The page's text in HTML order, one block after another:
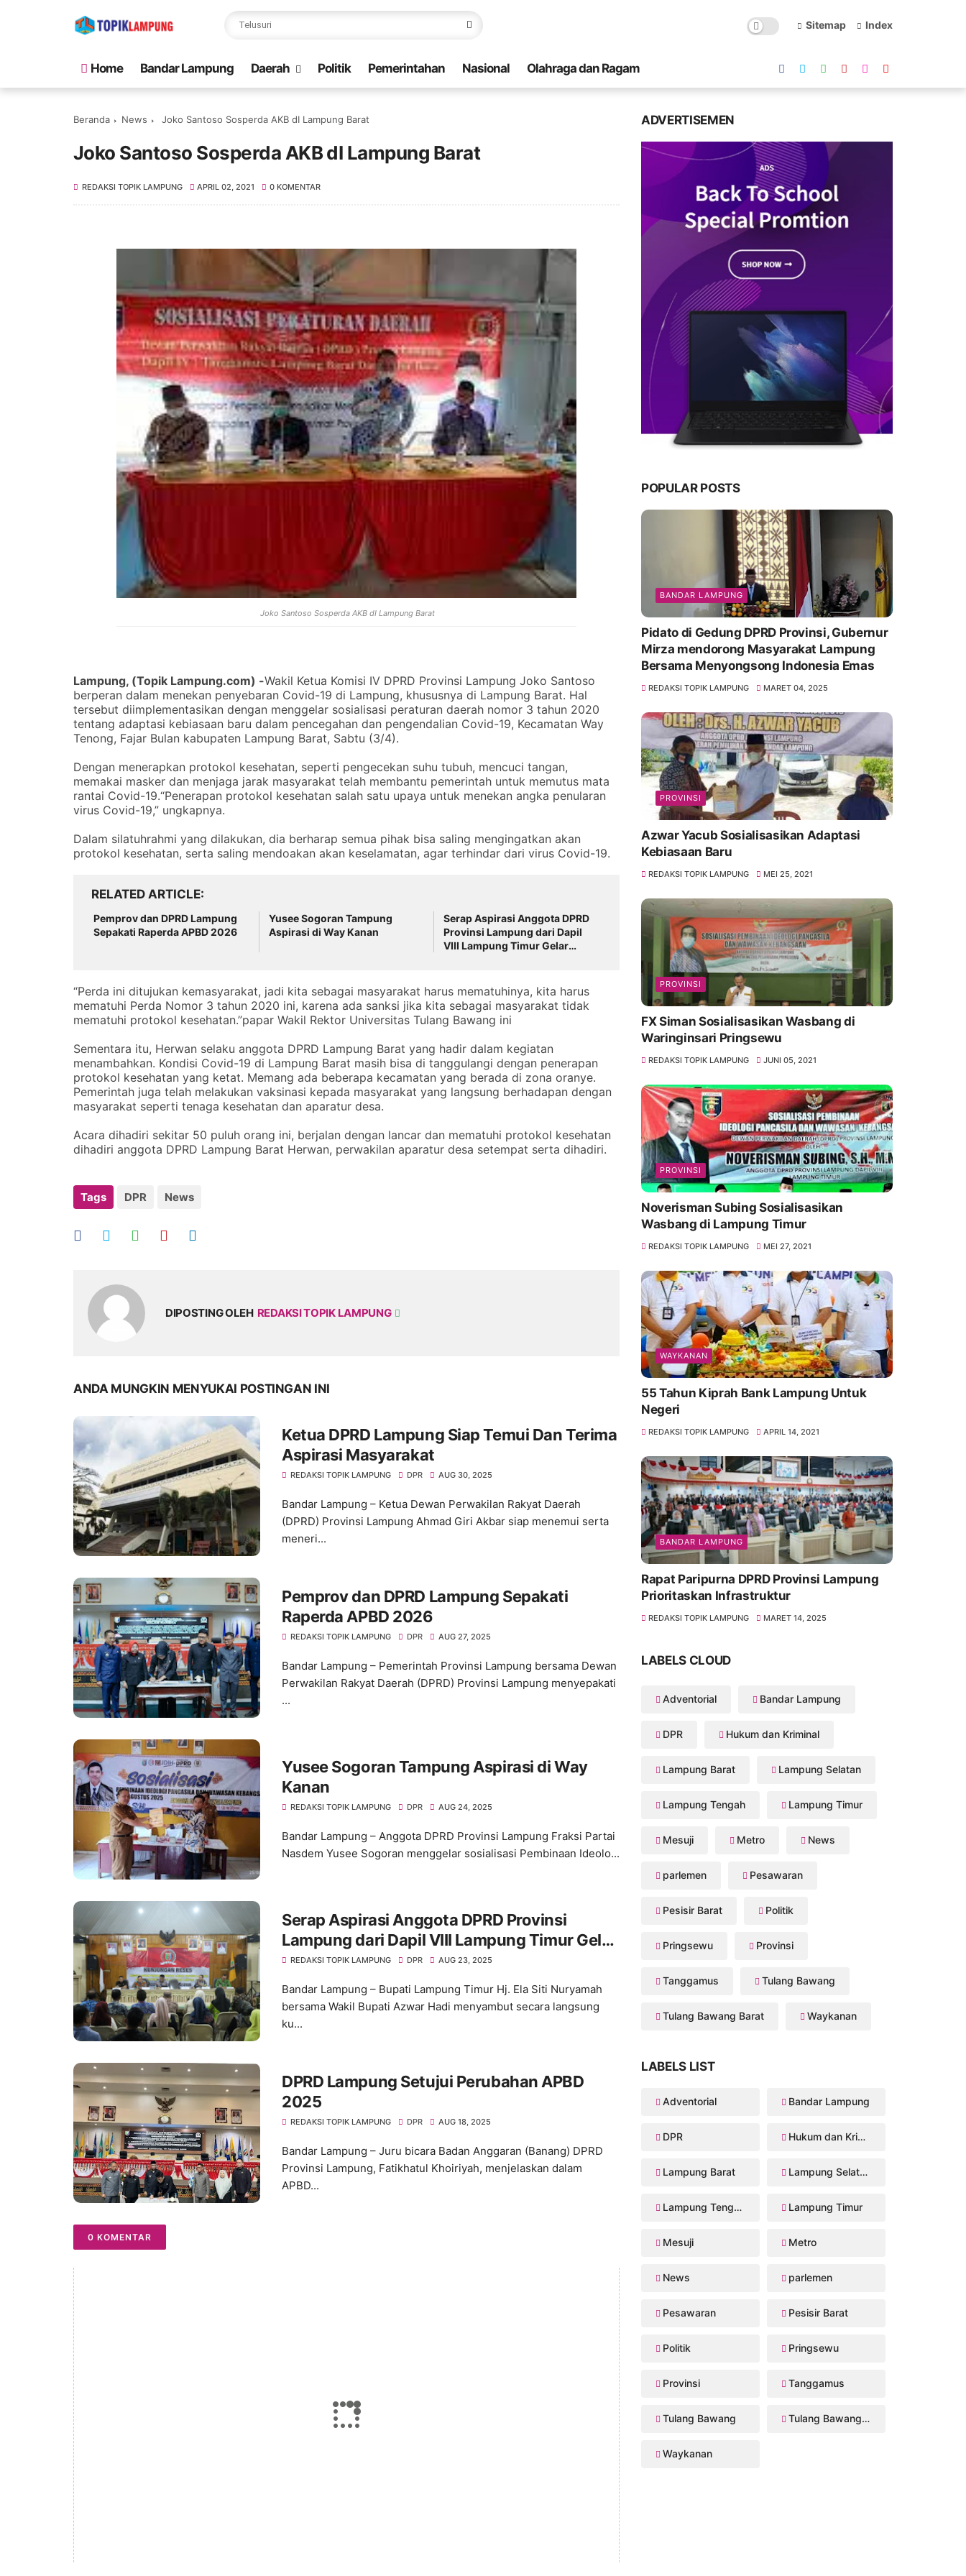
Sitemap Index
Home Bandar Lampung Daerah Politik Pemerintahan Nasional Olahraga dan Ragam
Beranda News Joko Santoso Sosperda AKB dI Lampung Barat
Joko Santoso Sosperda AKB dI Lampung Barat
REDAKSI TOPIK LAMPUNG APRIL 02, 2021 0 KOMENTAR
Joko Santoso Sosperda AKB dI Lampung Barat
Lampung, (Topik Lampung.com) -Wakil Ketua Komisi IV DPRD Provinsi Lampung Joko Santoso
berperan dalam menekan penyebaran Covid-19 di Lampung, khususnya di Lampung Barat. Hal
tersebut diimplementasikan dengan menggelar sosialisasi peraturan daerah nomor 3 tahun 2020
tentang adaptasi kebiasaan baru dalam pencegahan dan pengendalian Covid-19, Kecamatan Way
Tenong, Fajar Bulan kabupaten Lampung Barat, Sabtu (3/4).
Dengan menerapkan protokol kesehatan, seperti pengecekan suhu tubuh, mencuci tangan,
memakai masker dan menjaga jarak masyarakat telah membantu pemerintah untuk memutus mata
rantai Covid-19.“Penerapan protokol kesehatan salah satu upaya untuk menekan angka penularan
virus Covid-19,” ungkapnya.
Dalam silatuhrahmi yang dilakukan, dia berharap semua pihak bisa saling mengingatkan akan
protokol kesehatan, serta saling mendoakan akan keselamatan, agar terhindar dari virus Covid-19.
RELATED ARTICLE
Pemprov dan DPRD Lampung
Sepakati Raperda APBD 2026
Yusee Sogoran Tampung
Aspirasi di Way Kanan
Serap Aspirasi Anggota DPRD
Provinsi Lampung dari Dapil
VIII Lampung Timur Gelar
“Perda ini ditujukan kemasyarakat, jadi kita sebagai masyarakat harus mematuhinya, kita harus
mematuhi Perda Nomor 3 tahun 2020 ini, karena ada sanksi jika kita sebagai masyarakat tidak
mematuhi protokol kesehatan.”papar Wakil Rektor Universitas Tulang Bawang ini
Sementara itu, Herwan selaku anggota DPRD Lampung Barat yang hadir dalam kegiatan
menambahkan. Kondisi Covid-19 di Lampung Barat masih bisa di tanggulangi dengan penerapan
protokol kesehatan yang ketat. Memang ada beberapa kecamatan yang berada di zona oranye.
Pemerintah juga telah melakukan vaksinasi kepada masyarakat yang langsung berhadapan dengan
masyarakat seperti tenaga kesehatan dan aparatur desa.
Acara dihadiri sekitar 50 puluh orang ini, berjalan dengan lancar dan mematuhi protokol kesehatan
dihadiri anggota DPRD Lampung Barat Herwan, perwakilan aparatur desa setempat serta dihadiri.
Tags DPR News
DIPOSTING OLEH REDAKSI TOPIK LAMPUNG
ANDA MUNGKIN MENYUKAI POSTINGAN INI
Ketua DPRD Lampung Siap Temui Dan Terima
Aspirasi Masyarakat
REDAKSI TOPIK LAMPUNG DPR AUG 30, 2025
Bandar Lampung – Ketua Dewan Perwakilan Rakyat Daerah
(DPRD) Provinsi Lampung Ahmad Giri Akbar siap menemui serta
meneri...
Pemprov dan DPRD Lampung Sepakati
Raperda APBD 2026
REDAKSI TOPIK LAMPUNG DPR AUG 27, 2025
Bandar Lampung – Pemerintah Provinsi Lampung bersama Dewan
Perwakilan Rakyat Daerah (DPRD) Provinsi Lampung menyepakati
...
Yusee Sogoran Tampung Aspirasi di Way
Kanan
REDAKSI TOPIK LAMPUNG DPR AUG 24, 2025
Bandar Lampung – Anggota DPRD Provinsi Lampung Fraksi Partai
Nasdem Yusee Sogoran menggelar sosialisasi Pembinaan Ideolo...
Serap Aspirasi Anggota DPRD Provinsi
Lampung dari Dapil VIII Lampung Timur Gelar
Reses
REDAKSI TOPIK LAMPUNG DPR AUG 23, 2025
Bandar Lampung – Bupati Lampung Timur Hj. Ela Siti Nuryamah
bersama Wakil Bupati Azwar Hadi menyambut secara langsung
ku...
DPRD Lampung Setujui Perubahan APBD
2025
REDAKSI TOPIK LAMPUNG DPR AUG 18, 2025
Bandar Lampung – Juru bicara Badan Anggaran (Banang) DPRD
Provinsi Lampung, Fatikhatul Khoiriyah, menjelaskan dalam
APBD...
0 KOMENTAR
ADVERTISEMEN
POPULAR POSTS
BANDAR LAMPUNG
Pidato di Gedung DPRD Provinsi, Gubernur
Mirza mendorong Masyarakat Lampung
Bersama Menyongsong Indonesia Emas
REDAKSI TOPIK LAMPUNG MARET 04, 2025
PROVINSI
Azwar Yacub Sosialisasikan Adaptasi
Kebiasaan Baru
REDAKSI TOPIK LAMPUNG MEI 25, 2021
PROVINSI
FX Siman Sosialisasikan Wasbang di
Waringinsari Pringsewu
REDAKSI TOPIK LAMPUNG JUNI 05, 2021
PROVINSI
Noverisman Subing Sosialisasikan
Wasbang di Lampung Timur
REDAKSI TOPIK LAMPUNG MEI 27, 2021
WAYKANAN
55 Tahun Kiprah Bank Lampung Untuk
Negeri
REDAKSI TOPIK LAMPUNG APRIL 14, 2021
BANDAR LAMPUNG
Rapat Paripurna DPRD Provinsi Lampung
Prioritaskan Infrastruktur
REDAKSI TOPIK LAMPUNG MARET 14, 2025
LABELS CLOUD
Adventorial Bandar Lampung
DPR Hukum dan Kriminal
Lampung Barat Lampung Selatan
Lampung Tengah Lampung Timur
Mesuji Metro News
parlemen Pesawaran
Pesisir Barat Politik
Pringsewu Provinsi
Tanggamus Tulang Bawang
Tulang Bawang Barat Waykanan
LABELS LIST
Adventorial Bandar Lampung
DPR Hukum dan Kriminal
Lampung Barat Lampung Selatan
Lampung Tengah Lampung Timur
Mesuji Metro
News parlemen
Pesawaran Pesisir Barat
Politik Pringsewu
Provinsi Tanggamus
Tulang Bawang Tulang Bawang Barat
Waykanan